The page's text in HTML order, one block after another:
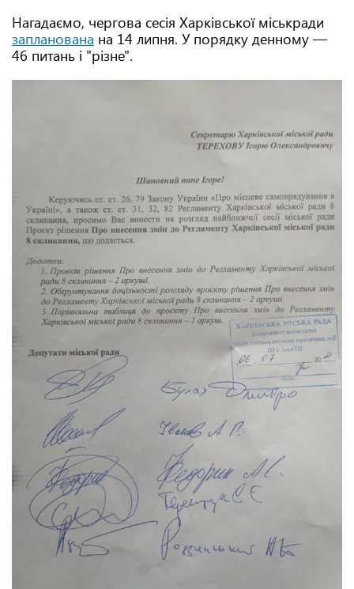
Нагадаємо, чергова сесія Харківської міськради
запланована на 14 липня. У порядку денному —
46 питань і "різне".